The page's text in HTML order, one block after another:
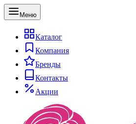
Меню
Каталог
Компания
Бренды
Контакты
Акции